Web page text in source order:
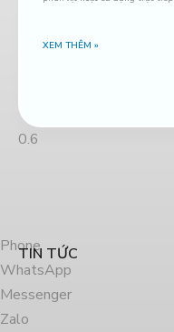
TIN TỨC
XEM THÊM »
Phone
WhatsApp
Messenger
Zalo